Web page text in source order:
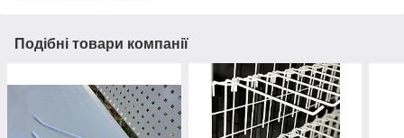
Подібні товари компанії